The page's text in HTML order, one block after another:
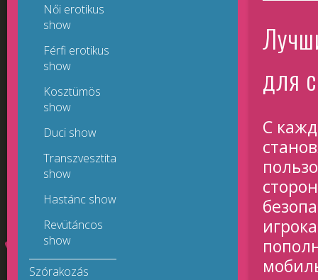
для
С
Női erotikus
show
Férfi erotikus
show
Kosztümös
show
Duci show
Transzvesztita
show
Hastánc show
Revütáncos
show
Szórakozás